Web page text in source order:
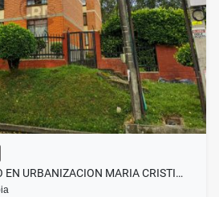
EN URBANIZACION MARIA CRISTI…